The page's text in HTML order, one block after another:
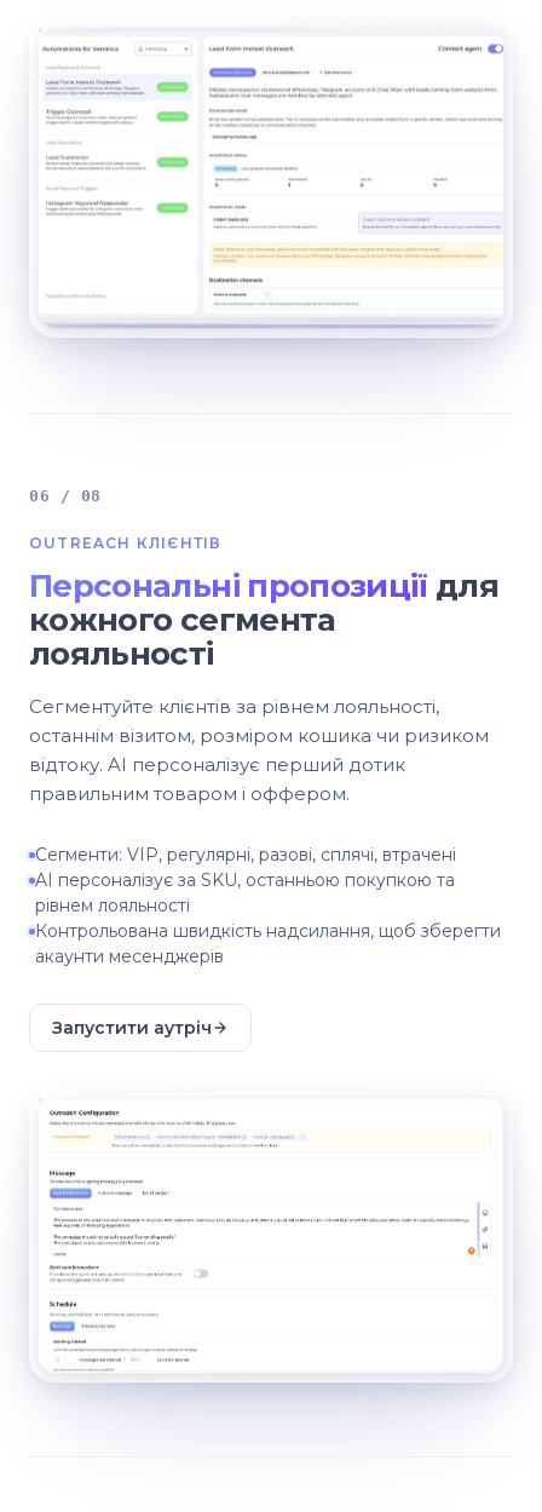
06 / 08
OUTREACH КЛІЄНТІВ
Персональні пропозиції для
кожного сегмента
лояльності
Сегментуйте клієнтів за рівнем лояльності,
останнім візитом, розміром кошика чи ризиком
відтоку. AI персоналізує перший дотик
правильним товаром і оффером.
Сегменти: VIP, регулярні, разові, сплячі, втрачені
AI персоналізує за SKU, останньою покупкою та
рівнем лояльності
Контрольована швидкість надсилання, щоб зберегти
акаунти месенджерів
Запустити аутріч